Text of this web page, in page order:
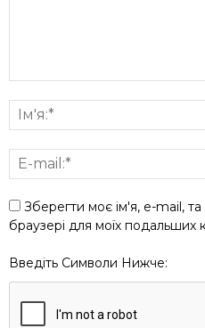
Зберегти моє ім'я, e-mail,
браузері для моїх подальших
Введіть Символи Нижче: